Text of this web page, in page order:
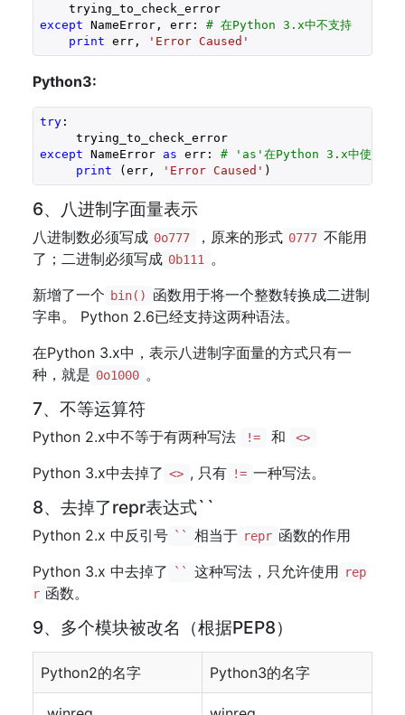
    trying_to_check_error
except NameError, err: # 在Python 3.x中不支持
print err, 'Error Caused'
Python3:
try:
     trying_to_check_error
except NameError as err: # 'as'在Python 3.x中使用
print (err, 'Error Caused' )
6、八进制字面量表示
八进制数必须写成 0o777 ，原来的形式 0777 不能用
了；二进制必须写成 0b111
。
新增了一个 bin()
函数用于将一个整数转换成二进制
字串。 Python 2.6已经支持这两种语法。
在Python 3.x中，表示八进制字面量的方式只有一
种，就是 0o1000 。
7、不等运算符
Python 2.x中不等于有两种写法 != 和 <>
Python 3.x中去掉了 <> , 只有 != 一种写法。
8、去掉了repr表达式``
Python 2.x 中反引号 `` 相当于 repr 函数的作用
Python 3.x 中去掉了
`` 这种写法，只允许使用 rep
r 函数。
9、多个模块被改名（根据PEP8）
Python2的名字 Python3的名字